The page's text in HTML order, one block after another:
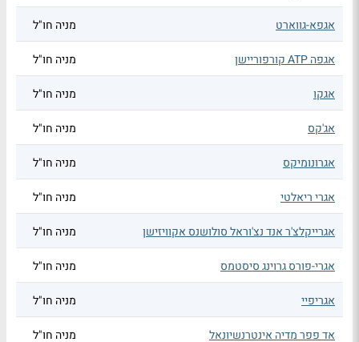
אגפא-גווארט מניה חו"ל
אגפה ATP קורפוריישן מניה חו"ל
אגקו מניה חו"ל
אג'קס מניה חו"ל
אגרונומיקס מניה חו"ל
אגרי ריאלטי מניה חו"ל
אגרייקלצ'ר אנד נצ'וראל סולושנס אקוויזישן מניה חו"ל
אגרי-פורס גרוינג סיסטמס מניה חו"ל
אגריפיי מניה חו"ל
אד פפר מדיה אינטרנשיונאל מניה חו"ל